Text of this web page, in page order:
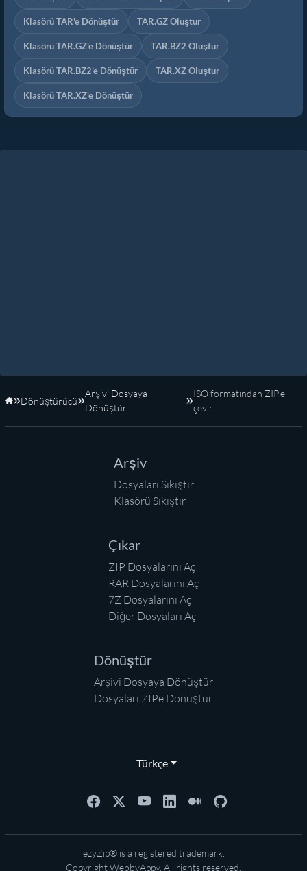
Klasörü TAR'e Dönüştür TAR.GZ Oluştur
Klasörü TAR.GZ'e Dönüştür TAR.BZ2 Oluştur
Klasörü TAR.BZ2'e Dönüştür TAR.XZ Oluştur
Klasörü TAR.XZ'e Dönüştür
Anasayfa
Dönüştürücü
Arşivi Dosyaya
Dönüştür
ISO formatından ZIP'e
çevir
Arşiv
Dosyaları Sıkıştır
Klasörü Sıkıştır
Çıkar
ZIP Dosyalarını Aç
RAR Dosyalarını Aç
7Z Dosyalarını Aç
Diğer Dosyaları Aç
Dönüştür
Arşivi Dosyaya Dönüştür
Dosyaları ZIPe Dönüştür
Türkçe
ezyZip® is a registered trademark.
CopyrightWebbyAppy. All rights reserved.